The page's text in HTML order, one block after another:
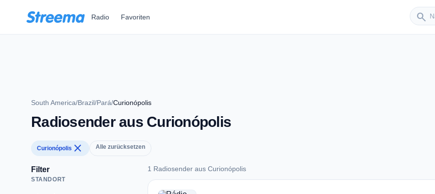
Radio Favoriten search
Sender
South America/Brazil/Pará/Curionópolis
Radiosender aus Curionópolis
Curionópolis close Alle zurücksetzen
Filter
STANDORT
1 Radiosender aus Curionópolis
1 Radiosender aus Curionópolis